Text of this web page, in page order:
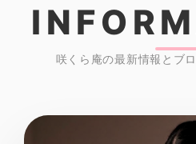
咲くら庵の最新情報とブ